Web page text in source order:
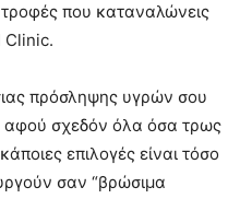
που καταναλώνεις
Clinic.
πρόσληψης υγρών σου
αφού σχεδόν όλα όσα τρως
επιλογές είναι τόσο
σαν “βρώσιμα